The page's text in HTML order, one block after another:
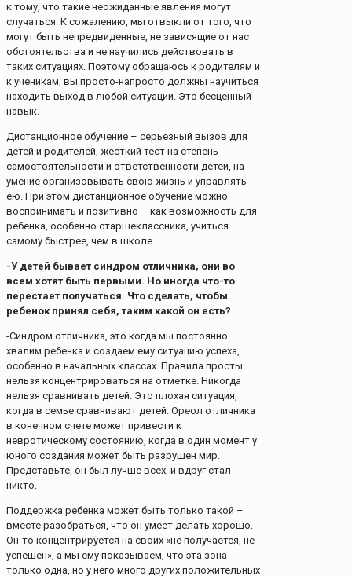
к тому, что такие неожиданные явления могут
случаться. К сожалению, мы отвыкли от того, что
могут быть непредвиденные, не зависящие от нас
обстоятельства и не научились действовать в
таких ситуациях. Поэтому обращаюсь к родителям и
к ученикам, вы просто-напросто должны научиться
находить выход в любой ситуации. Это бесценный
навык.
Дистанционное обучение – серьезный вызов для
детей и родителей, жесткий тест на степень
самостоятельности и ответственности детей, на
умение организовывать свою жизнь и управлять
ею. При этом дистанционное обучение можно
воспринимать и позитивно – как возможность для
ребенка, особенно старшеклассника, учиться
самому быстрее, чем в школе.
-У детей бывает синдром отличника, они во
всем хотят быть первыми. Но иногда что-то
перестает получаться. Что сделать, чтобы
ребенок принял себя, таким какой он есть?
-Синдром отличника, это когда мы постоянно
хвалим ребенка и создаем ему ситуацию успеха,
особенно в начальных классах. Правила просты:
нельзя концентрироваться на отметке. Никогда
нельзя сравнивать детей. Это плохая ситуация,
когда в семье сравнивают детей. Ореол отличника
в конечном счете может привести к
невротическому состоянию, когда в один момент у
юного создания может быть разрушен мир.
Представьте, он был лучше всех, и вдруг стал
никто.
Поддержка ребенка может быть только такой –
вместе разобраться, что он умеет делать хорошо.
Он-то концентрируется на своих «не получается, не
успешен», а мы ему показываем, что эта зона
только одна, но у него много других положительных